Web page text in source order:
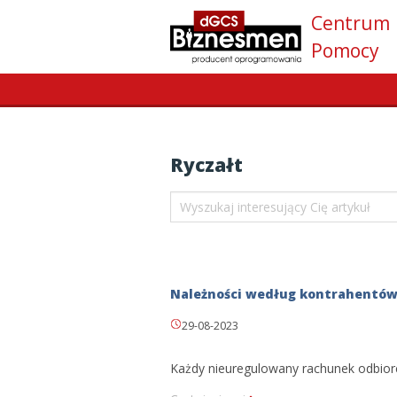
Centrum
Pomocy
Ryczałt
Należności według kontrahentów
29-08-2023
Każdy nieuregulowany rachunek